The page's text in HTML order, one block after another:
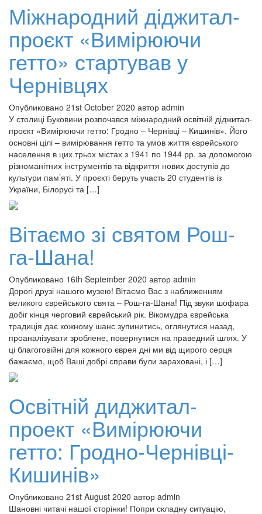
Міжнародний діджитал-
проєкт «Вимірюючи
гетто» стартував у
Чернівцях
Опубликовано 21st October 2020 автор admin
У столиці Буковини розпочався міжнародний освітній діджитал-
проєкт «Вимірюючи гетто: Гродно – Чернівці – Кишинів». Його
основні цілі – вимірювання гетто та умов життя єврейського
населення в цих трьох містах з 1941 по 1944 рр. за допомогою
різноманітних інструментів та відкриття нових доступів до
культури пам’яті. У проєкті беруть участь 20 студентів із
України, Білорусі та […]
Вітаємо зі святом Рош-
га-Шана!
Опубликовано 16th September 2020 автор admin
Дорогі друзі нашого музею! Вітаємо Вас з наближенням
великого єврейського свята – Рош-га-Шана! Під звуки шофара
добіг кінця черговий єврейський рік. Вікомудра єврейська
традиція дає кожному шанс зупинитись, оглянутися назад,
проаналізувати зроблене, повернутися на праведний шлях. У
ці благоговійні для кожного єврея дні ми від щирого серця
бажаємо, щоб Ваші добрі справи були зараховані, і […]
Освітній диджитал-
проект «Вимірюючи
гетто: Гродно-Чернівці-
Кишинів»
Опубликовано 21st August 2020 автор admin
Шановні читачі нашої сторінки! Попри складну ситуацію,